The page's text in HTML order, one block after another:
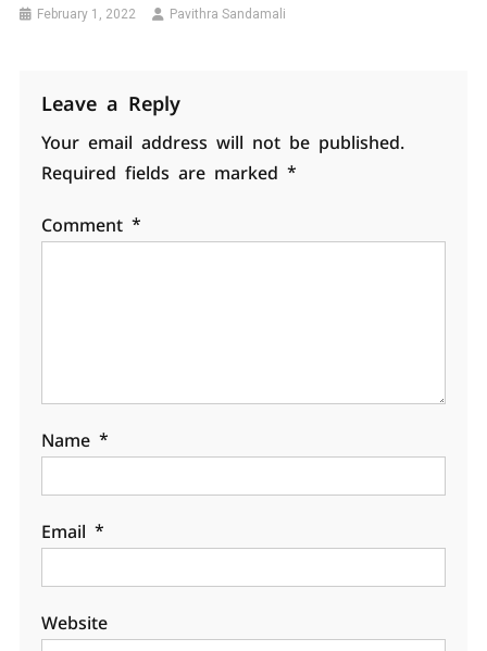
February 1, 2022 Pavithra Sandamali
Leave a Reply
Your email address will not be published.
Required fields are marked *
Comment *
Name *
Email *
Website